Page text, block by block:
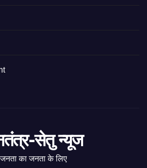
सेतु न्यूज
जनता का जनता के लिए